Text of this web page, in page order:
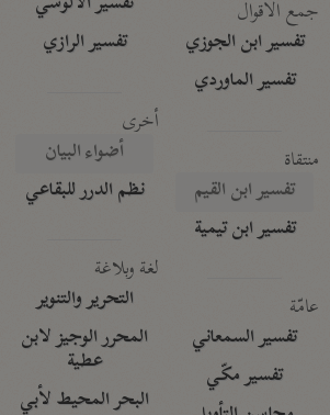
جمع الأقوال
تفسير ابن الجوزي
تفسير الماوردي
منتقاة
تفسير ابن القيم
تفسير ابن تيمية
عامّة
تفسير السمعاني
تفسير مكّي
تفسير الرازي
أخرى
أضواء البيان
نظم الدرر للبقاعي
لغة وبلاغة
التحرير والتنوير
المحرر الوجيز لابن
عطية
البحر المحيط لأبي